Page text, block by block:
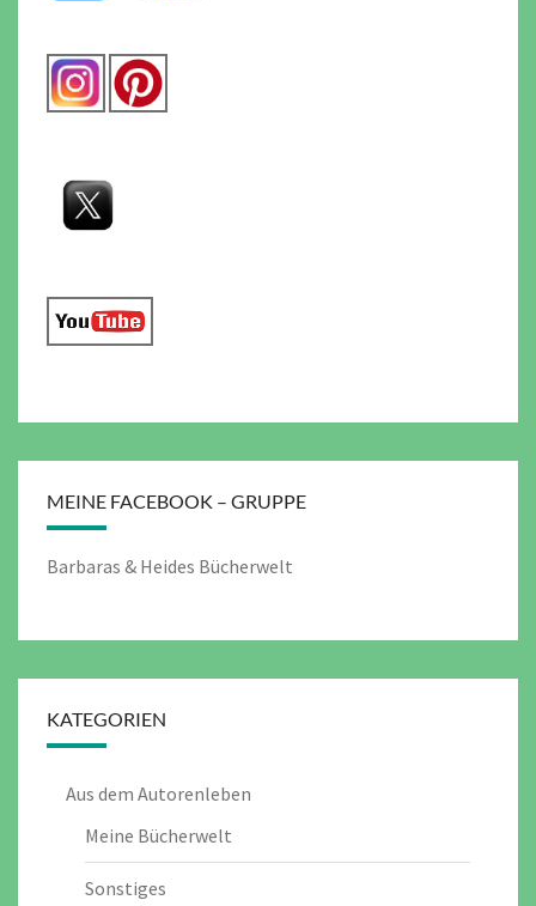
MEINE FACEBOOK – GRUPPE
Barbaras & Heides Bücherwelt
KATEGORIEN
Aus dem Autorenleben
Meine Bücherwelt
Sonstiges